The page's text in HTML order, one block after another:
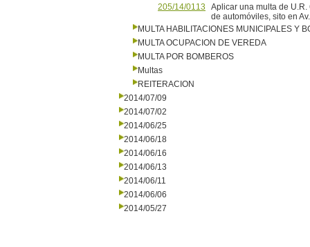
205/14/0113
Aplicar una multa de U.R.
de automóviles, sito en
MULTA HABILITACIONES MUNICIPALES Y
MULTA OCUPACION DE VEREDA
MULTA POR BOMBEROS
Multas
REITERACION
2014/07/09
2014/07/02
2014/06/25
2014/06/18
2014/06/16
2014/06/13
2014/06/11
2014/06/06
2014/05/27